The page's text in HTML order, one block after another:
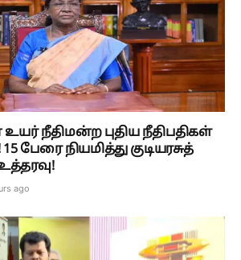
நீதிமன்ற புதிய நீதிபதிகள்
பேரை நியமித்து குடியரசுத்
ago